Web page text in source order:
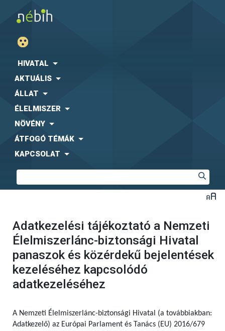
HIVATAL
AKTUÁLIS
ÁLLAT
ÉLELMISZER
NÖVÉNY
ÁTFOGÓ TÉMÁK
KAPCSOLAT
Adatkezelési tájékoztató a Nemzeti
Élelmiszerlánc-biztonsági Hivatal
panaszok és közérdekű bejelentések
kezeléséhez kapcsolódó
adatkezeléséhez
A Nemzeti Élelmiszerlánc-biztonsági Hivatal (a továbbiakban:
Adatkezelő) az Európai Parlament és Tanács (EU) 2016/679